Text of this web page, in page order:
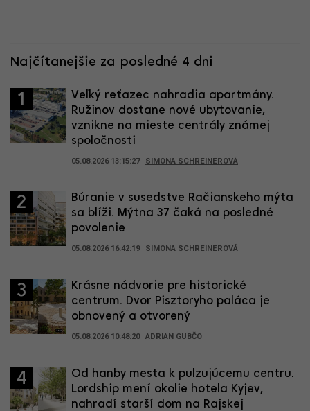
Najčítanejšie za posledné 4 dni
1
Veľký reťazec nahradia apartmány.
Ružinov dostane nové ubytovanie,
vznikne na mieste centrály známej
spoločnosti
05.08.2026 13:15:27 SIMONA SCHREINEROVÁ
2
Búranie v susedstve Račianskeho mýta
sa blíži. Mýtna 37 čaká na posledné
povolenie
05.08.2026 16:42:19 SIMONA SCHREINEROVÁ
3
Krásne nádvorie pre historické
centrum. Dvor Pisztoryho paláca je
obnovený a otvorený
05.08.2026 10:48:20 ADRIAN GUBČO
4
Od hanby mesta k pulzujúcemu centru.
Lordship mení okolie hotela Kyjev,
nahradí starší dom na Rajskej